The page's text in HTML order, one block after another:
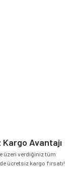
Avantajı
üzeri verdiğiniz tüm
ücretsiz kargo fırsatı!